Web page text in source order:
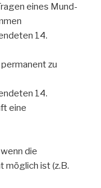
eines Mund-
14.
zu
14.
eine
die
möglich ist (z.B.